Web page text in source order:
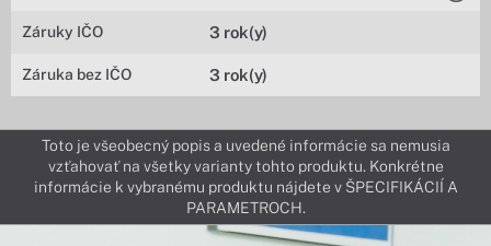
Záruky IČO 3 rok(y)
Záruka bez IČO 3 rok(y)
Toto je všeobecný popis a uvedené informácie sa nemusia
vzťahovať na všetky varianty tohto produktu. Konkrétne
informácie k vybranému produktu nájdete v ŠPECIFIKÁCIÍ A
PARAMETROCH.